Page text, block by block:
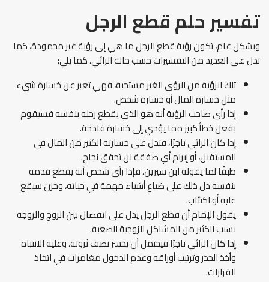
تفسير حلم قطع الرجل
وبشكل عام، تكون رؤية قطع الرجل ما هي إلى رؤية غير محمودة، كما
تدل على العديد من التفسيرات حسب حالة الرائي، كما يلي:
تلك الرؤية من الرؤى الغير مستحبة، فهي تعبر عن خسارة شيء
مثل خسارة المال أو خسارة شخص.
إذا رأى صاحب الرؤية أنه هو الذي يقطع رجله بنفسه فسيقوم
بفعل خطأ كبير مما يؤدي إلى خسارة فادحة.
إذا كان الرائي تاجرًا، فتدل على خسارته الكثير من المال في
المستقبل، أو إبرام أي صفقة لن تحقق نجاح.
طبقًا لما يقوله ابن سيرين، فإذا رأى شخص أنه يقطع قدمه
بنفسه دل ذلك على ضياع أشياء مهمة في حياته، وحزن سيقع
عليه أو اكتئاب.
يقول الإمام أن قطع الرجل يدل على انفصال بين الزوج والزوجة
بسبب الكثير من المشاكل الزوجية الصعبة.
إذا كان الرائي تاجرًا فيحتمل أن يخسر نصف ثروته، وعليه الانتباه
وأخذ الحذر وترتيب أوراقه وعدم الدخول مغامرات في اتخاذ
القرارات.